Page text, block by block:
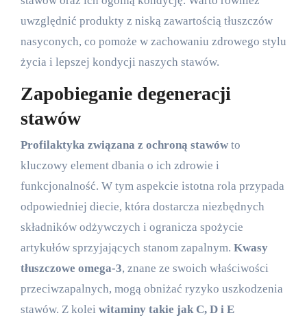
uwzględnić produkty z niską zawartością tłuszczów
nasyconych, co pomoże w zachowaniu zdrowego stylu
życia i lepszej kondycji naszych stawów.
Zapobieganie degeneracji
stawów
Profilaktyka związana z ochroną stawówto
kluczowy element dbania o ich zdrowie i
funkcjonalność. W tym aspekcie istotna rola przypada
odpowiedniej diecie, która dostarcza niezbędnych
składników odżywczych i ogranicza spożycie
artykułów sprzyjających stanom zapalnym. Kwasy
tłuszczowe omega-3, znane ze swoich właściwości
przeciwzapalnych, mogą obniżać ryzyko uszkodzenia
stawów. Z kolei witaminy takie jak C, D i E